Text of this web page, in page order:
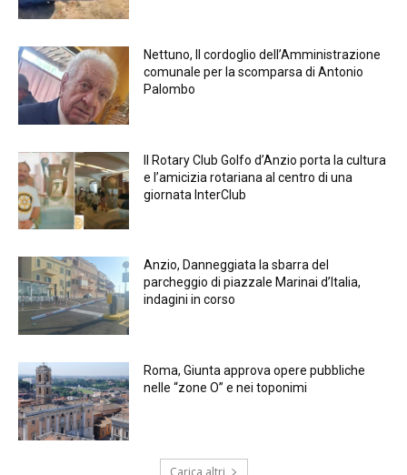
Nettuno, Il cordoglio dell’Amministrazione
comunale per la scomparsa di Antonio
Palombo
Il Rotary Club Golfo d’Anzio porta la cultura
e l’amicizia rotariana al centro di una
giornata InterClub
Anzio, Danneggiata la sbarra del
parcheggio di piazzale Marinai d’Italia,
indagini in corso
Roma, Giunta approva opere pubbliche
nelle “zone O” e nei toponimi
Carica altri